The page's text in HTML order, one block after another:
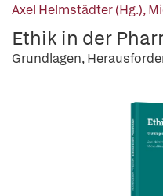
Axel Helmstädter (Hg.),
Ethik in der
Grundlagen,